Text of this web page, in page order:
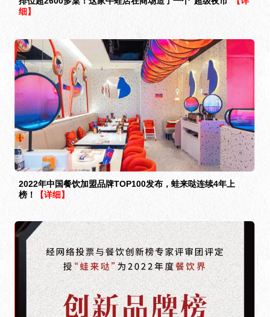
细】
2022年中国餐饮加盟品牌TOP100发布，蛙来哒连续4年上
榜！
【详细】